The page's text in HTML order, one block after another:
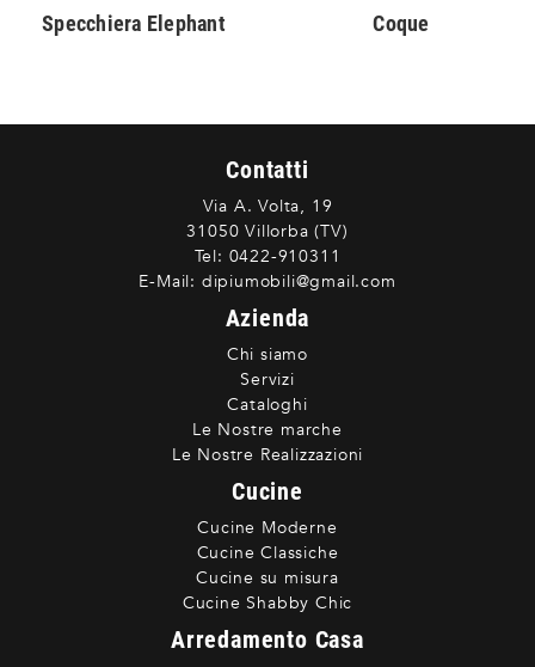
Specchiera Elephant Coque
Contatti
Via A. Volta, 19
31050 Villorba (TV)
Tel: 0422-910311
E-Mail: dipiumobili@gmail.com
Azienda
Chi siamo
Servizi
Cataloghi
Le Nostre marche
Le Nostre Realizzazioni
Cucine
Cucine Moderne
Cucine Classiche
Cucine su misura
Cucine Shabby Chic
Arredamento Casa